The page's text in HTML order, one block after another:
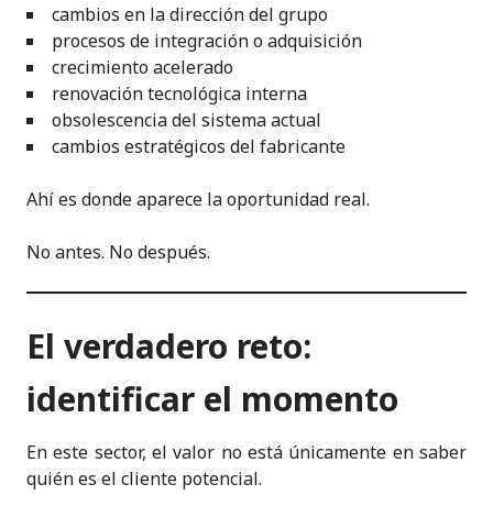
cambios en la dirección del grupo
procesos de integración o adquisición
crecimiento acelerado
renovación tecnológica interna
obsolescencia del sistema actual
cambios estratégicos del fabricante
Ahí es donde aparece la oportunidad real.
No antes. No después.
El verdadero reto:
identificar el momento
En este sector, el valor no está únicamente en saber
quién es el cliente potencial.